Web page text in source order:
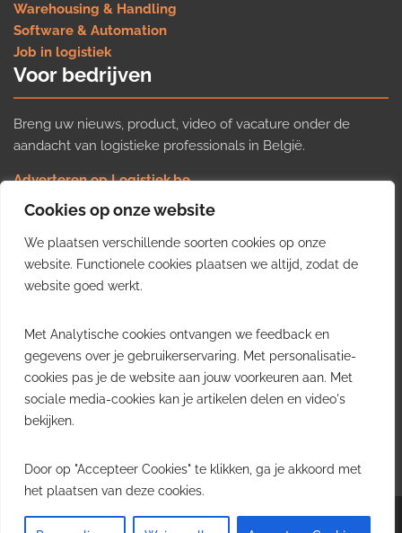
Cookies op onze website
We plaatsen verschillende soorten cookies op onze
website. Functionele cookies plaatsen we altijd, zodat de
website goed werkt.
Met Analytische cookies ontvangen we feedback en
gegevens over je gebruikerservaring. Met personalisatie-
cookies pas je de website aan jouw voorkeuren aan. Met
sociale media-cookies kan je artikelen delen en video's
bekijken.
Door op "Accepteer Cookies" te klikken, ga je akkoord met
het plaatsen van deze cookies.
Warehousing & Handling
Software & Automation
Job in logistiek
Voor bedrijven
Breng uw nieuws, product, video of vacature onder de
aandacht van logistieke professionals in België.
Adverteren op Logistiek.be
Nieuws insturen
Uw video op Logistiek.TV
Job plaatsen
Gratis wekelijkse update
inzichten uit de Belgische logistieke sector in uw inbox.
Ontvang je gratis
wekelijkse update
Uitschrijven kan altijd.